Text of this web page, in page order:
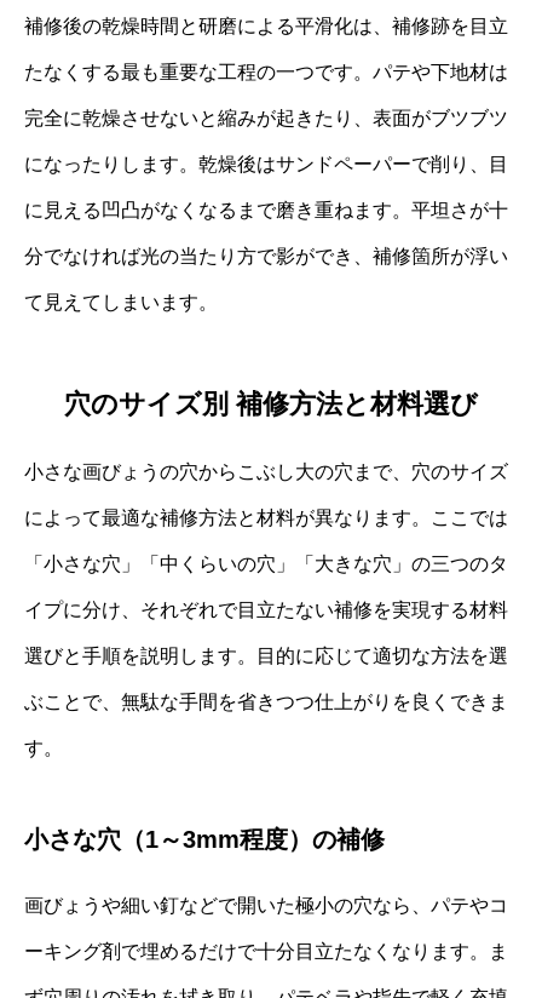
補修後の乾燥時間と研磨による平滑化は、補修跡を目立
たなくする最も重要な工程の一つです。パテや下地材は
完全に乾燥させないと縮みが起きたり、表面がブツブツ
になったりします。乾燥後はサンドペーパーで削り、目
に見える凹凸がなくなるまで磨き重ねます。平坦さが十
分でなければ光の当たり方で影ができ、補修箇所が浮い
て見えてしまいます。
穴のサイズ別 補修方法と材料選び
小さな画びょうの穴からこぶし大の穴まで、穴のサイズ
によって最適な補修方法と材料が異なります。ここでは
「小さな穴」「中くらいの穴」「大きな穴」の三つのタ
イプに分け、それぞれで目立たない補修を実現する材料
選びと手順を説明します。目的に応じて適切な方法を選
ぶことで、無駄な手間を省きつつ仕上がりを良くできま
す。
小さな穴（1～3mm程度）の補修
画びょうや細い釘などで開いた極小の穴なら、パテやコ
ーキング剤で埋めるだけで十分目立たなくなります。ま